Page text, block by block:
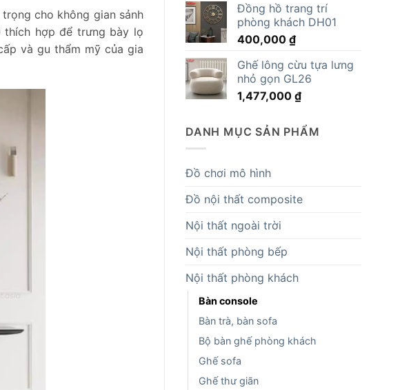
là:
16,695,000 ₫.
tại
là:
Đồng hồ trang trí
phòng khách DH01
400,000 ₫
Ghế lông cừu tựa lưng
nhỏ gọn GL26
1,477,000 ₫
DANH MỤC SẢN PHẨM
Đồ chơi mô hình
Đồ nội thất composite
Nội thất ngoài trời
Nội thất phòng bếp
Nội thất phòng khách
Bàn console
Bàn trà, bàn sofa
Bộ bàn ghế phòng khách
Ghế sofa
Ghế thư giãn
cho không gian sảnh
thích hợp để trưng bày lọ
và gu thẩm mỹ của gia